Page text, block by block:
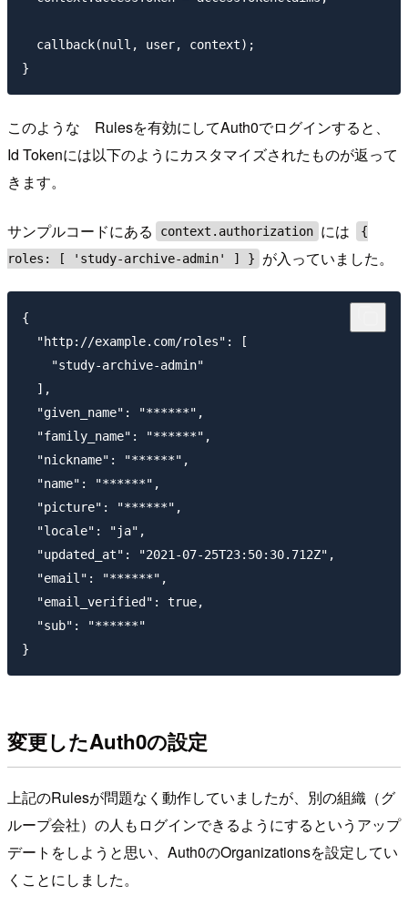
  callback(null, user, context);
このような Rulesを有効にしてAuth0でログインすると、
Id Tokenには以下のようにカスタマイズされたものが返って
きます。
サンプルコードにある context.authorization には
{
roles: [ 'study-archive-admin' ] }
が入っていました。
{
  "http://example.com/roles": [
    "study-archive-admin"
  ],
  "given_name": "******",
  "family_name": "******",
  "nickname": "******",
  "name": "******",
  "picture": "******",
  "locale": "ja",
  "updated_at": "2021-07-25T23:50:30.712Z",
  "email": "******",
  "email_verified": true,
  "sub": "******"
変更したAuth0の設定
上記のRulesが問題なく動作していましたが、別の組織（グ
ループ会社）の人もログインできるようにするというアップ
デートをしようと思い、Auth0のOrganizationsを設定してい
くことにしました。